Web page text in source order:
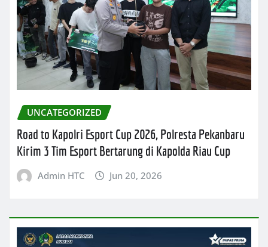
UNCATEGORIZED
Road to Kapolri Esport Cup 2026, Polresta Pekanbaru
Kirim 3 Tim Esport Bertarung di Kapolda Riau Cup
Admin HTC Jun 20, 2026